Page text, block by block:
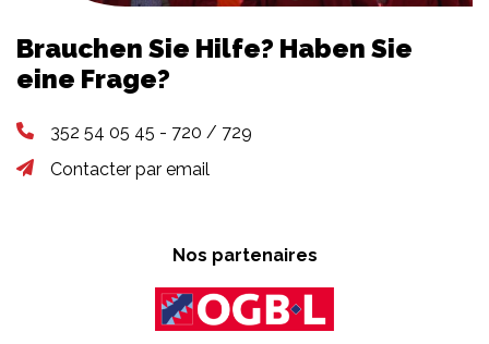
Brauchen Sie Hilfe? Haben Sie
eine Frage?
352 54 05 45 - 720 / 729
Contacter par email
Nos partenaires